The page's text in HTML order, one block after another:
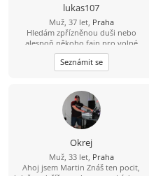
lukas107
Muž, 37 let, Praha
Hledám zpřízněnou duši nebo
alespoň někoho fajn pro volné
chvíle. ????
Seznámit se
Okrej
Muž, 33 let, Praha
Ahoj jsem Martin Znáš ten pocit,